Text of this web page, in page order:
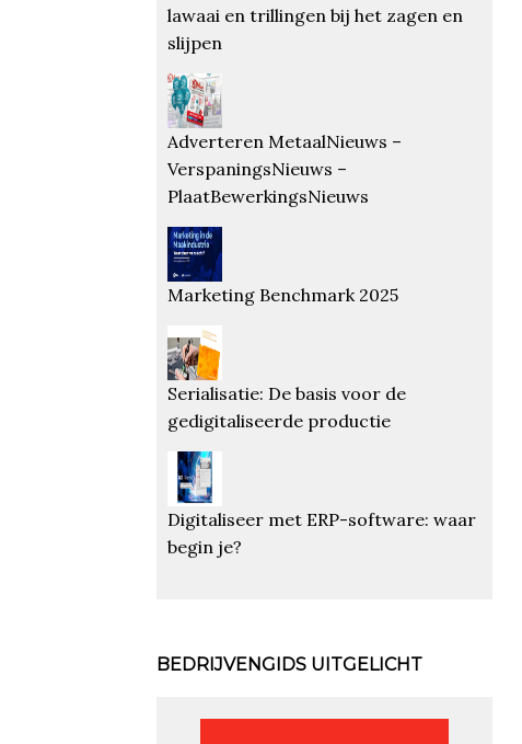
lawaai en trillingen bij het zagen en
slijpen
Adverteren MetaalNieuws –
VerspaningsNieuws –
PlaatBewerkingsNieuws
Marketing Benchmark 2025
Serialisatie: De basis voor de
gedigitaliseerde productie
Digitaliseer met ERP-software: waar
begin je?
BEDRIJVENGIDS UITGELICHT